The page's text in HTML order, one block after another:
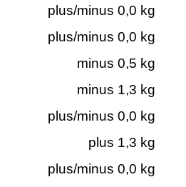
plus/minus 0,0 kg
plus/minus 0,0 kg
minus 0,5 kg
minus 1,3 kg
plus/minus 0,0 kg
plus 1,3 kg
plus/minus 0,0 kg